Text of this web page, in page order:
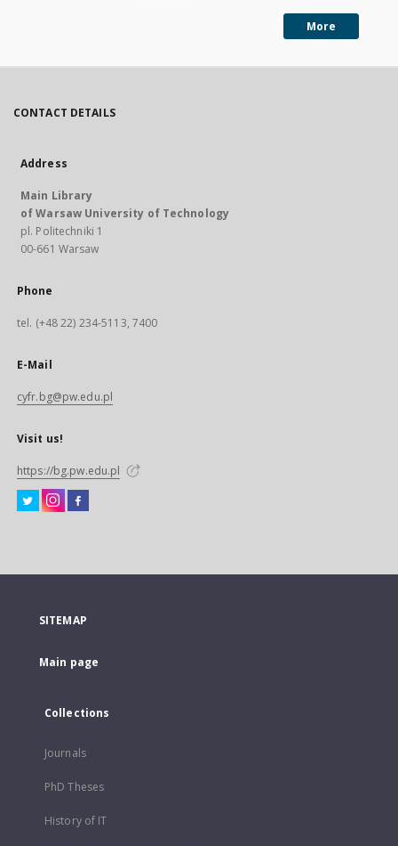
More
CONTACT DETAILS
Address
Main Library
of Warsaw University of Technology
pl. Politechniki 1
00-661 Warsaw
Phone
tel. (+48 22) 234-5113, 7400
E-Mail
cyfr.bg@pw.edu.pl
Visit us!
https://bg.pw.edu.pl
SITEMAP
Main page
Collections
Journals
PhD Theses
History of IT